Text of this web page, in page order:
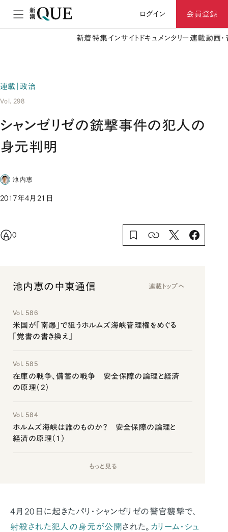
ログイン 会員登録
新着特集 インサイト ドキュメンタリー 連載動画
連載｜政治
Vol. 298
シャンゼリゼの銃撃事件の犯人の
身元判明
池内恵
2017年4月21日
0
池内恵の中東通信 連載トップへ
Vol. 586
米国が「南爆」で狙うホルムズ海峡管理権をめぐる
「覚書の書き換え」
Vol. 585
在庫の戦争、備蓄の戦争 安全保障の論理と経済
の原理（2）
Vol. 584
ホルムズ海峡は誰のものか？ 安全保障の論理と
経済の原理（1）
もっと見る
4月20日に起きたパリ・シャンゼリゼの警官襲撃で、
射殺された犯人の身元が公開された。 カリーム・シュ